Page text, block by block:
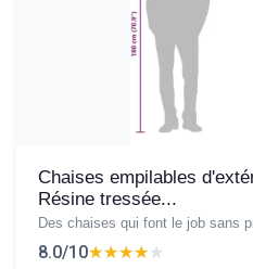
Chaises empilables
Résine tressée...
Des chaises qui font le job sans
8.0/10★★★★★
★★★★★